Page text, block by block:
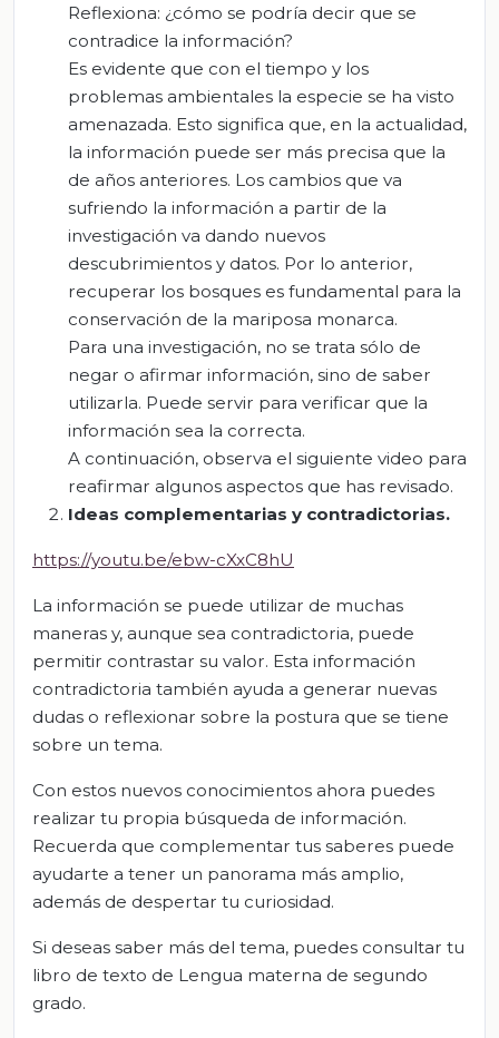
Reflexiona: ¿cómo se podría decir que se
contradice la información?
Es evidente que con el tiempo y los
problemas ambientales la especie se ha visto
amenazada. Esto significa que, en la actualidad,
la información puede ser más precisa que la
de años anteriores. Los cambios que va
sufriendo la información a partir de la
investigación va dando nuevos
descubrimientos y datos. Por lo anterior,
recuperar los bosques es fundamental para la
conservación de la mariposa monarca.
Para una investigación, no se trata sólo de
negar o afirmar información, sino de saber
utilizarla. Puede servir para verificar que la
información sea la correcta.
A continuación, observa el siguiente video para
reafirmar algunos aspectos que has revisado.
Ideas complementarias y contradictorias.
https://youtu.be/ebw-cXxC8hU
La información se puede utilizar de muchas
maneras y, aunque sea contradictoria, puede
permitir contrastar su valor. Esta información
contradictoria también ayuda a generar nuevas
dudas o reflexionar sobre la postura que se tiene
sobre un tema.
Con estos nuevos conocimientos ahora puedes
realizar tu propia búsqueda de información.
Recuerda que complementar tus saberes puede
ayudarte a tener un panorama más amplio,
además de despertar tu curiosidad.
Si deseas saber más del tema, puedes consultar tu
libro de texto de Lengua materna de segundo
grado.